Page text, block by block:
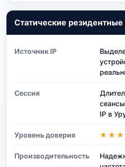
Статические резидентные
Источник IP
Сессия
IP в
Уровень доверия ★★★
Производительность